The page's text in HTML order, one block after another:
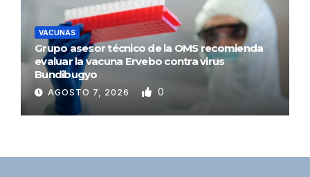
VACUNAS
Grupo asesor técnico de la OMS recomienda
evaluar la vacuna Ervebo contra virus
Bundibugyo
AGOSTO 7, 2026 0